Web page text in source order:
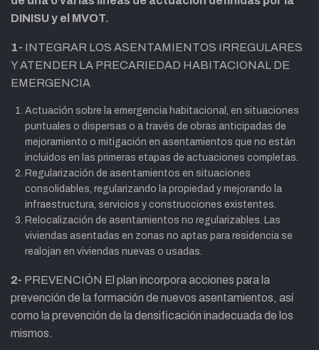
DINISU y el MVOT.
1- INTEGRAR LOS ASENTAMIENTOS IRREGULARES
Y ATENDER LA PRECARIEDAD HABITACIONAL DE
EMERGENCIA
Actuación sobre la emergencia habitacional, en situaciones
puntuales o dispersas o a través de obras anticipadas de
mejoramiento o mitigación en asentamientos que no están
incluidos en las primeras etapas de actuaciones completas.
Regularización de asentamientos en situaciones
consolidables, regularizando la propiedad y mejorando la
infraestructura, servicios y construcciones existentes.
Relocalización de asentamientos no regularizables. Las
viviendas asentadas en zonas no aptas para residencia se
realojan en viviendas nuevas o usadas.
2- PREVENCIÓN El plan incorpora acciones para la
prevención de la formación de nuevos asentamientos, así
como la prevención de la densificación inadecuada de los
mismos.